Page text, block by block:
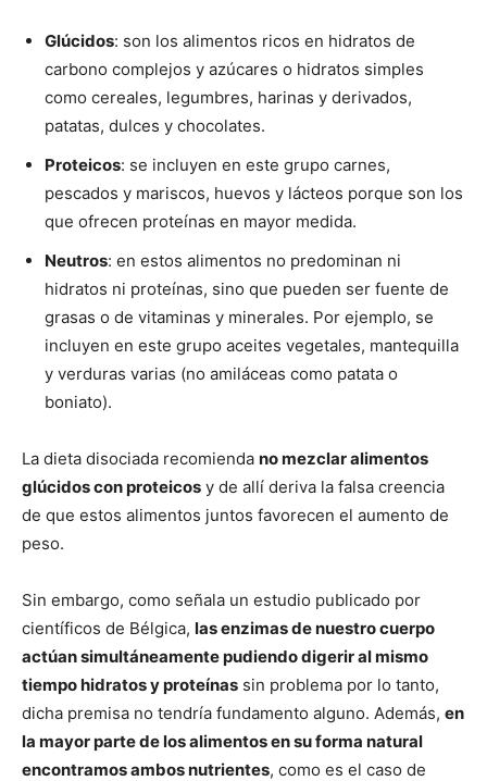
Glúcidos: son los alimentos ricos en hidratos de
carbono complejos y azúcares o hidratos simples
como cereales, legumbres, harinas y derivados,
patatas, dulces y chocolates.
Proteicos: se incluyen en este grupo carnes,
pescados y mariscos, huevos y lácteos porque son los
que ofrecen proteínas en mayor medida.
Neutros: en estos alimentos no predominan ni
hidratos ni proteínas, sino que pueden ser fuente de
grasas o de vitaminas y minerales. Por ejemplo, se
incluyen en este grupo aceites vegetales, mantequilla
y verduras varias (no amiláceas como patata o
boniato).
La dieta disociada recomienda no mezclar alimentos
glúcidos con proteicos y de allí deriva la falsa creencia
de que estos alimentos juntos favorecen el aumento de
peso.
Sin embargo, como señala un estudio publicado por
científicos de Bélgica, las enzimas de nuestro cuerpo
actúan simultáneamente pudiendo digerir al mismo
tiempo hidratos y proteínas sin problema por lo tanto,
dicha premisa no tendría fundamento alguno. Además, en
la mayor parte de los alimentos en su forma natural
encontramos ambos nutrientes, como es el caso de